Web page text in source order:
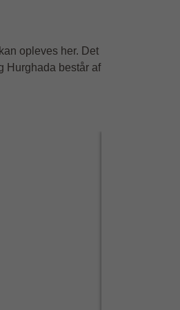
opleves her. Det
Hurghada består af